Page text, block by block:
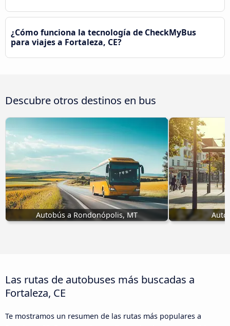
¿Cómo funciona la tecnología de CheckMyBus
para viajes a Fortaleza, CE?
Descubre otros destinos en bus
Autobús a Rondonópolis, MT
Las rutas de autobuses más buscadas a
Fortaleza, CE
Te mostramos un resumen de las rutas más populares a